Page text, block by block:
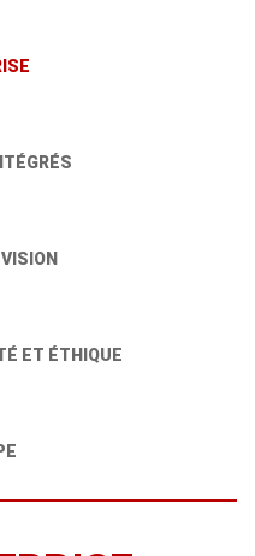
ET ÉTHIQUE